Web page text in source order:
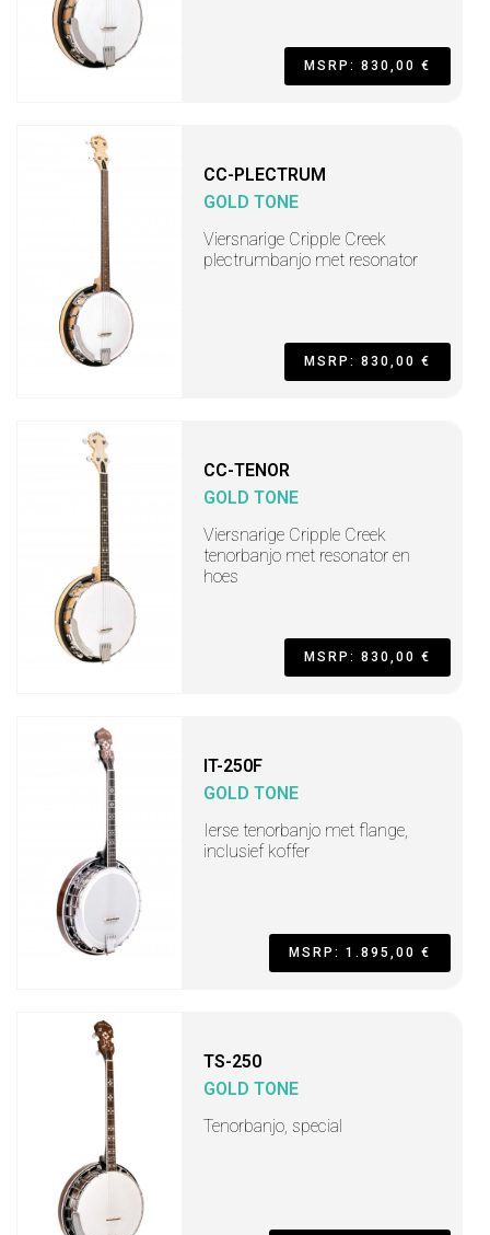
MSRP: 830,00 €
CC-PLECTRUM
GOLD TONE
Viersnarige Cripple Creek
plectrumbanjo met resonator
MSRP: 830,00 €
CC-TENOR
GOLD TONE
Viersnarige Cripple Creek
tenorbanjo met resonator en
hoes
MSRP: 830,00 €
IT-250F
GOLD TONE
Ierse tenorbanjo met flange,
inclusief koffer
MSRP: 1.895,00 €
TS-250
GOLD TONE
Tenorbanjo, special